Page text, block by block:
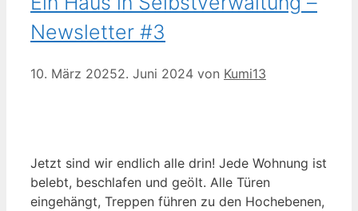
Newsletter #3
10. März 20252. Juni 2024 von Kumi13
Jetzt sind wir endlich alle drin! Jede Wohnung ist
belebt, beschlafen und geölt. Alle Türen
eingehängt, Treppen führen zu den Hochebenen,